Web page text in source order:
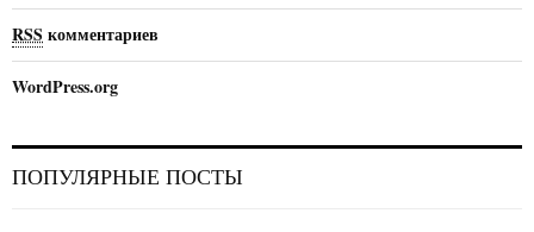
RSSкомментариев
WordPress.org
ПОПУЛЯРНЫЕ ПОСТЫ